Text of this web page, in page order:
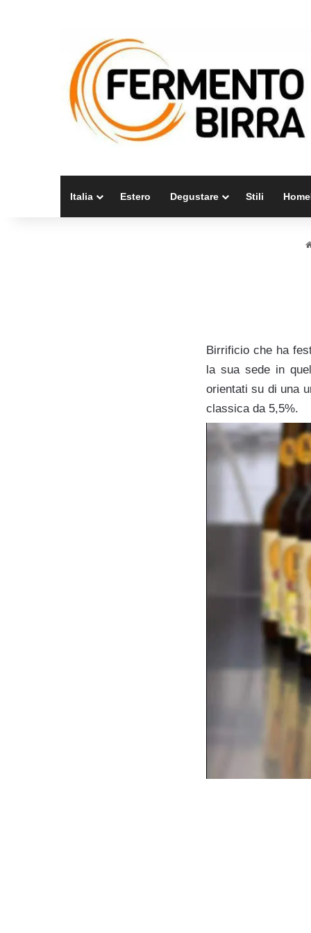
Italia Estero Degustare Stili
Birrificio che ha
la sua sede in
orientati su di una
classica da 5,5%.